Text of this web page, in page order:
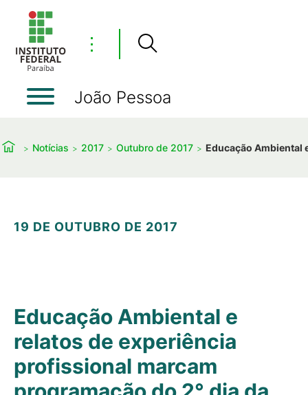
⋮
João Pessoa
Notícias 2017 Outubro de 2017 Educação Ambiental
19 DE OUTUBRO DE 2017
Educação Ambiental e
relatos de experiência
profissional marcam